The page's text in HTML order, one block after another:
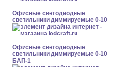
Офисные светодиодные
светильники диммируемые 0-10
Офисные светодиодные
светильники диммируемые 0-10
БАП-1